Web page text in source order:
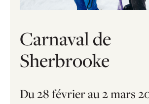
Carnaval de
Sherbrooke
Du 28 février au 2 mars